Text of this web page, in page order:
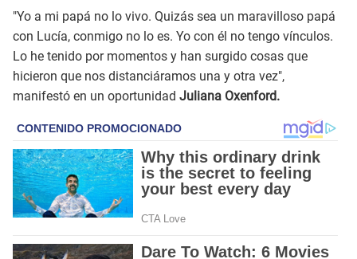
"Yo a mi papá no lo vivo. Quizás sea un maravilloso papá
con Lucía, conmigo no lo es. Yo con él no tengo vínculos.
Lo he tenido por momentos y han surgido cosas que
hicieron que nos distanciáramos una y otra vez",
manifestó en un oportunidad Juliana Oxenford.